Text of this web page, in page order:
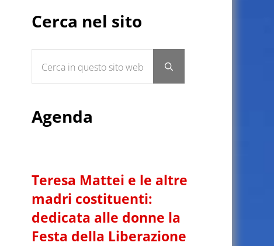
Cerca nel sito
Submit search
Agenda
Teresa Mattei e le altre
madri costituenti:
dedicata alle donne la
Festa della Liberazione